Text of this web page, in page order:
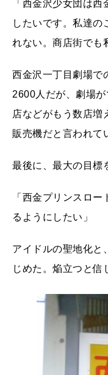
「西金沢少女団は
したいです。私達
れない。商店街でも
西金沢一丁目劇場で
2600人だが、劇場
店などがもう数店増
販売機だと言われて
最後に、最大の目標
「西金プリンスロ
るようにしたい」
アイドルの聖地化と
じめた。焔立つと信